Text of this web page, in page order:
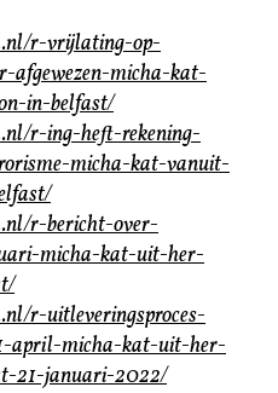
r-vrijlating-op-
afgewezen-micha-kat-
in-belfast/
r-ing-heft-rekening-
micha-kat-vanuit-
r-bericht-over-
micha-kat-uit-her-
r-uitleveringsproces-
april-micha-kat-uit-her-
21-januari-2022/